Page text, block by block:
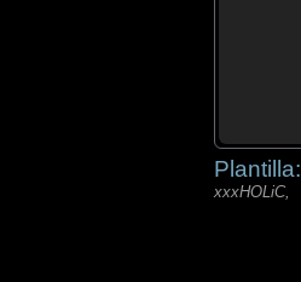
Plantilla:
xxxHOLiC,